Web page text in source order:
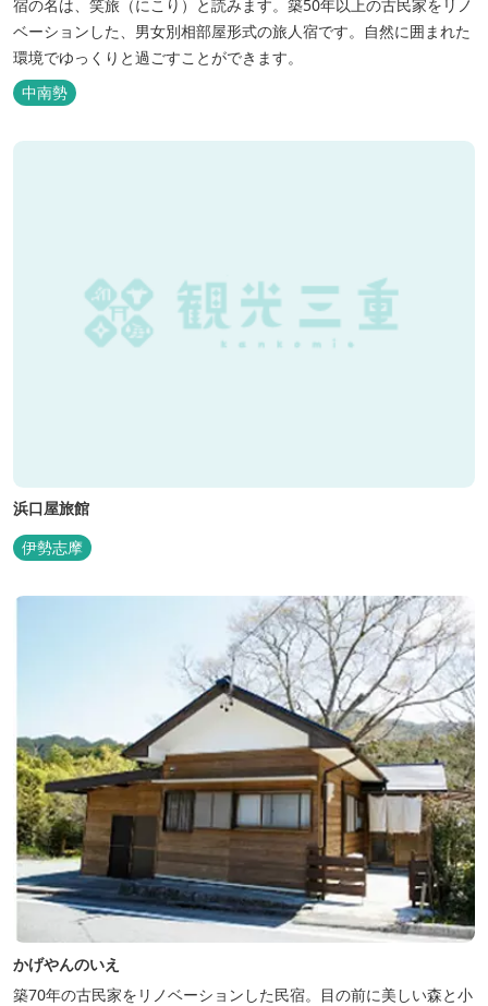
宿の名は、笑旅（にこり）と読みます。築50年以上の古民家をリノ
ベーションした、男女別相部屋形式の旅人宿です。自然に囲まれた
環境でゆっくりと過ごすことができます。
中南勢
浜口屋旅館
伊勢志摩
かげやんのいえ
築70年の古民家をリノベーションした民宿。目の前に美しい森と小